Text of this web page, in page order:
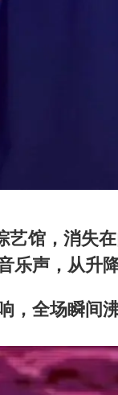
艺馆，消失
乐声，从升降
，全场瞬间沸